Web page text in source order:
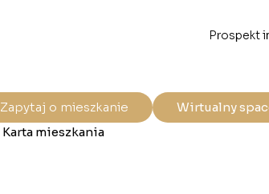
Prospekt
Zapytaj o mieszkanie
Wirtualny
Karta mieszkania